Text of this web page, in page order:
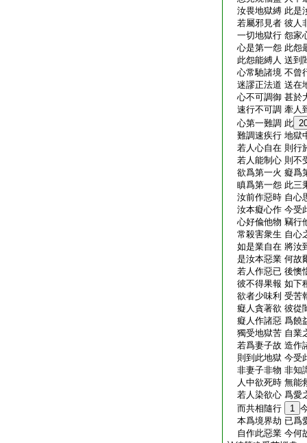
汝畏地獄縛 此是
若屬邪見者 彼人
一切地獄行 怨家
心是第一怨 此怨
此怨能縛人 送到
心常馳諸境 不曾
迷謬正法道 送在
心不可調御 甚於
速行不可調 牽人
心第一難調 此
難調速疾行 地獄
若人心自在 則行
若人能制心 則不
欲爲第一火 癡爲
瞋爲第一怨 此三
汝前作惡時 自心
汝本癡心作 今受
心好偸他物 竊行
常殺害衆生 自心
如是業自在 將汝
是汝本惡業 何故
若人作惡已 後懊
彼不得果報 如下
欲者少味利 受苦
癡人貪著欲 彼從
癡人作諸惡 爲饒
獨受地獄苦 自業
若爲妻子故 造作
則到此地獄 今受
非妻子非物 非知
人中欲死時 無能
若人染欲心 爲愛
而共相隨行
1
本爲境界劫 已爲
自作此惡業 今何